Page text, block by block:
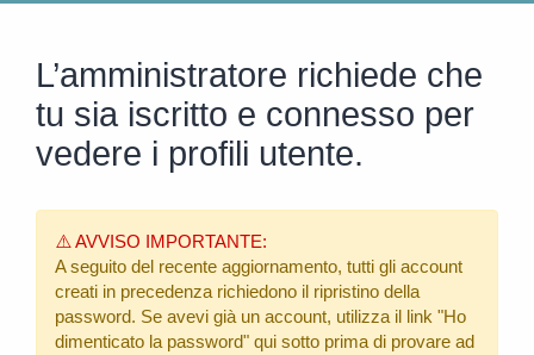
L’amministratore richiede che
tu sia iscritto e connesso per
vedere i profili utente.
⚠️ AVVISO IMPORTANTE:
A seguito del recente aggiornamento, tutti gli account
creati in precedenza richiedono il ripristino della
password. Se avevi già un account, utilizza il link "Ho
dimenticato la password" qui sotto prima di provare ad